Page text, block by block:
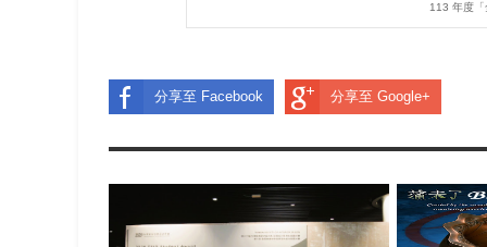
113 年度「
分享至 Facebook 分享至 Google+